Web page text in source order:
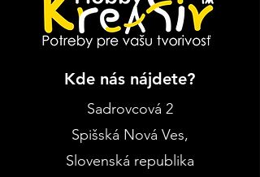
Kde nás nájdete?
Sadrovcová 2
Spišská Nová Ves,
Slovenská republika